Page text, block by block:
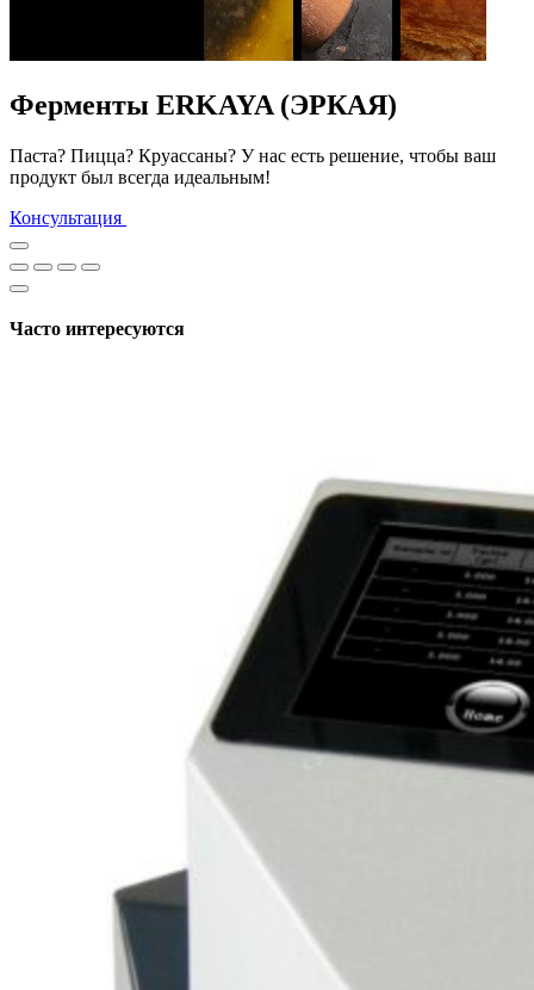
Ферменты ERKAYA (ЭРКАЯ)
Паста? Пицца? Круассаны? У нас есть решение, чтобы ваш
продукт был всегда идеальным!
Консультация
Часто интересуются